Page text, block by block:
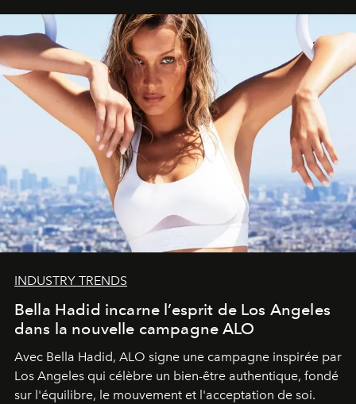
INDUSTRY TRENDS
Bella Hadid incarne l’esprit de Los Angeles
dans la nouvelle campagne ALO
Avec Bella Hadid, ALO signe une campagne inspirée par
Los Angeles qui célèbre un bien-être authentique, fondé
sur l'équilibre, le mouvement et l'acceptation de soi.